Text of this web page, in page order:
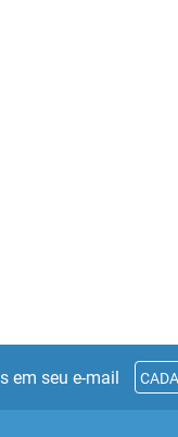
em seu e-mail